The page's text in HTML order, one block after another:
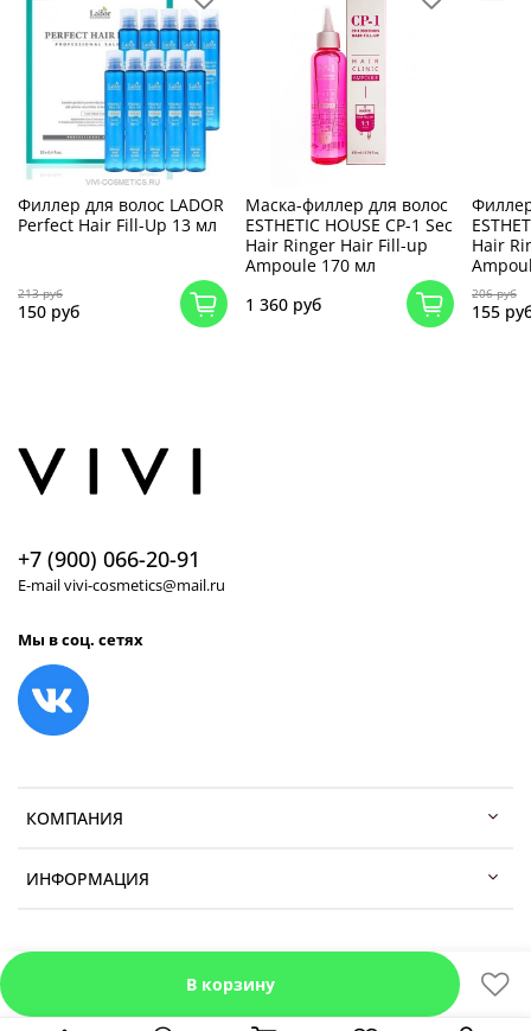
В корзину
Филлер для волос LADOR
Perfect Hair Fill-Up 13 мл
213 руб
150 руб
Маска-филлер для волос
ESTHETIC HOUSE CP-1 Sec
Hair Ringer Hair Fill-up
Ampoule 170 мл
1 360 руб
Hair
206 руб
155
КОМПАНИЯ
ИНФОРМАЦИЯ
+7 (900) 066-20-91
E-mail vivi-cosmetics@mail.ru
Мы в соц. сетях